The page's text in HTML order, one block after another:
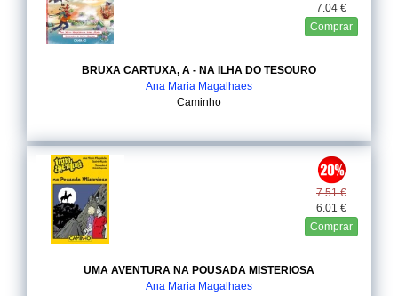
7.04 €
Comprar
BRUXA CARTUXA, A - NA ILHA DO TESOURO
Ana Maria Magalhaes
Caminho
7.51 €
6.01 €
Comprar
UMA AVENTURA NA POUSADA MISTERIOSA
Ana Maria Magalhaes